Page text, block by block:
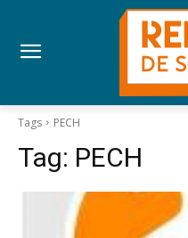
Tags PECH
Tag: PECH